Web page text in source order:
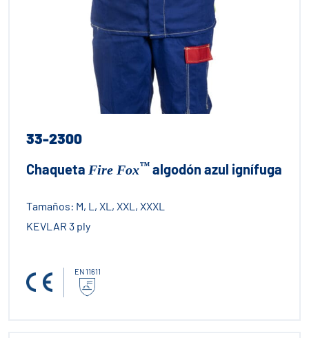
33-2300
Chaqueta Fire Fox™ algodón azul ignífuga
Tamaños: M, L, XL, XXL, XXXL
KEVLAR 3 ply
EN 11611